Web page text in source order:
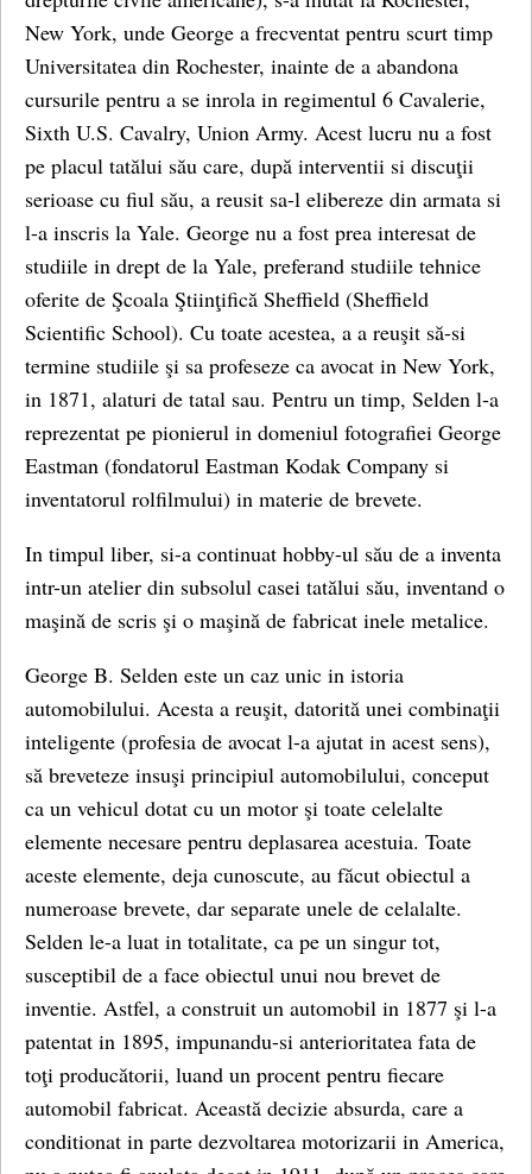
New York, unde George a frecventat pentru scurt timp
Universitatea din Rochester, inainte de a abandona
cursurile pentru a se inrola in regimentul 6 Cavalerie,
Sixth U.S. Cavalry, Union Army. Acest lucru nu a fost
pe placul tatălui său care, după interventii si discuţii
serioase cu fiul său, a reusit sa-l elibereze din armata si
l-a inscris la Yale. George nu a fost prea interesat de
studiile in drept de la Yale, preferand studiile tehnice
oferite de Şcoala Ştiinţifică Sheffield (Sheffield
Scientific School). Cu toate acestea, a a reuşit să-si
termine studiile şi sa profeseze ca avocat in New York,
in 1871, alaturi de tatal sau. Pentru un timp, Selden l-a
reprezentat pe pionierul in domeniul fotografiei George
Eastman (fondatorul Eastman Kodak Company si
inventatorul rolfilmului) in materie de brevete.
In timpul liber, si-a continuat hobby-ul său de a inventa
intr-un atelier din subsolul casei tatălui său, inventand o
maşină de scris şi o maşină de fabricat inele metalice.
George B. Selden este un caz unic in istoria
automobilului. Acesta a reuşit, datorită unei combinaţii
inteligente (profesia de avocat l-a ajutat in acest sens),
să breveteze insuşi principiul automobilului, conceput
ca un vehicul dotat cu un motor şi toate celelalte
elemente necesare pentru deplasarea acestuia. Toate
aceste elemente, deja cunoscute, au făcut obiectul a
numeroase brevete, dar separate unele de celalalte.
Selden le-a luat in totalitate, ca pe un singur tot,
susceptibil de a face obiectul unui nou brevet de
inventie. Astfel, a construit un automobil in 1877 şi l-a
patentat in 1895, impunandu-si anterioritatea fata de
toţi producătorii, luand un procent pentru fiecare
automobil fabricat. Această decizie absurda, care a
conditionat in parte dezvoltarea motorizarii in America,